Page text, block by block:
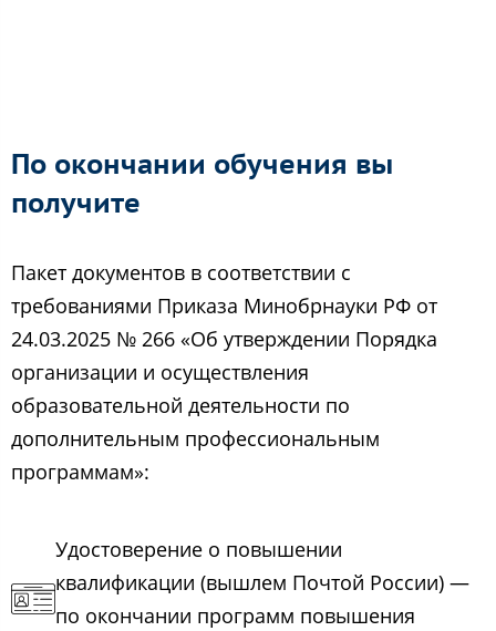
По окончании обучения вы
получите
Пакет документов в соответствии с
требованиями Приказа Минобрнауки РФ от
24.03.2025 № 266 «Об утверждении Порядка
организации и осуществления
образовательной деятельности по
дополнительным профессиональным
программам»:
Удостоверение о повышении
квалификации (вышлем Почтой России) —
по окончании программ повышения